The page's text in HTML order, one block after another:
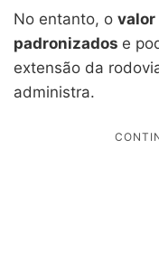
No entanto, o valor
padronizados e
extensão da
administra.